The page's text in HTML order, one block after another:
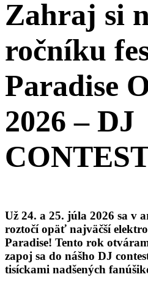
Zahraj si
ročníku
Paradise
2026 – DJ
Už 24. a 25. júla 2026 sa v
roztočí opäť najväčší
Paradise! Tento rok
zapoj sa do nášho DJ
tisíckami nadšených